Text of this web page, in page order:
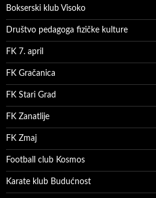
Bokserski klub Visoko
Društvo pedagoga fizičke kulture
FK 7. april
FK Gračanica
FK Stari Grad
FK Zanatlije
FK Zmaj
Football club Kosmos
Karate klub Budućnost